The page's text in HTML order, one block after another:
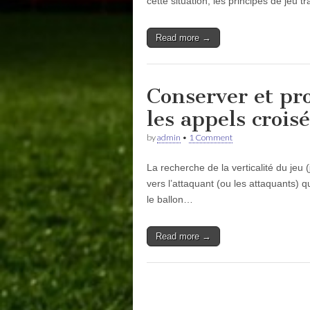
Read more →
Conserver et
les appels
byadmin • 1 Comment
La recherche de la verticalité du jeu
vers l’attaquant (ou les attaquants)
le ballon…
Read more →